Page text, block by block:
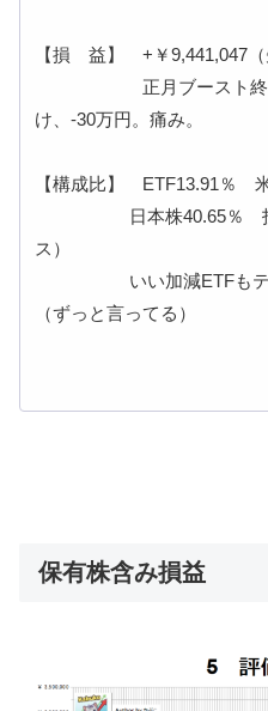
【損 益】 +￥9,441,047（
正月ブースト終了、
け、-30万円。痛み。
【構成比】 ETF13.91％
日本株40.65％ 投資
ス）
いい加減ETFもテコ入
（ずっと言ってる）
保有株含み損益